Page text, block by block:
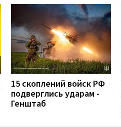
15 скоплений войск РФ
подверглись ударам -
Генштаб